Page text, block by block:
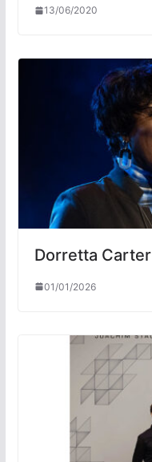
13/06/2020
Dorretta Carter
01/01/2026